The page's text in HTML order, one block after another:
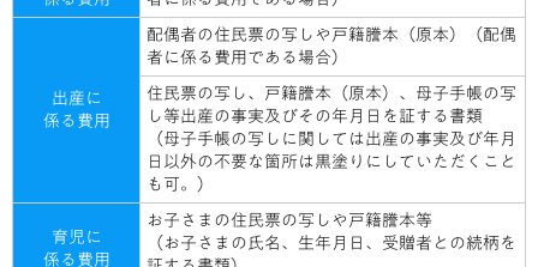
出産に
係る費用
配偶者の住民票の写しや戸籍謄本（原本）（配偶
者に係る費用である場合）
住民票の写し、戸籍謄本（原本）、母子手帳の写
し等出産の事実及びその年月日を証する書類
（母子手帳の写しに関しては出産の事実及び年月
日以外の不要な箇所は黒塗りにしていただくこと
も可。）
育児に
係る費用
お子さまの住民票の写しや戸籍謄本等
（お子さまの氏名、生年月日、受贈者との続柄を